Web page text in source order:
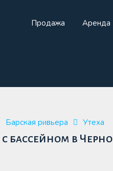
Продажа
Продажа Аренда
Барская ривьера Утеха
бассейном в